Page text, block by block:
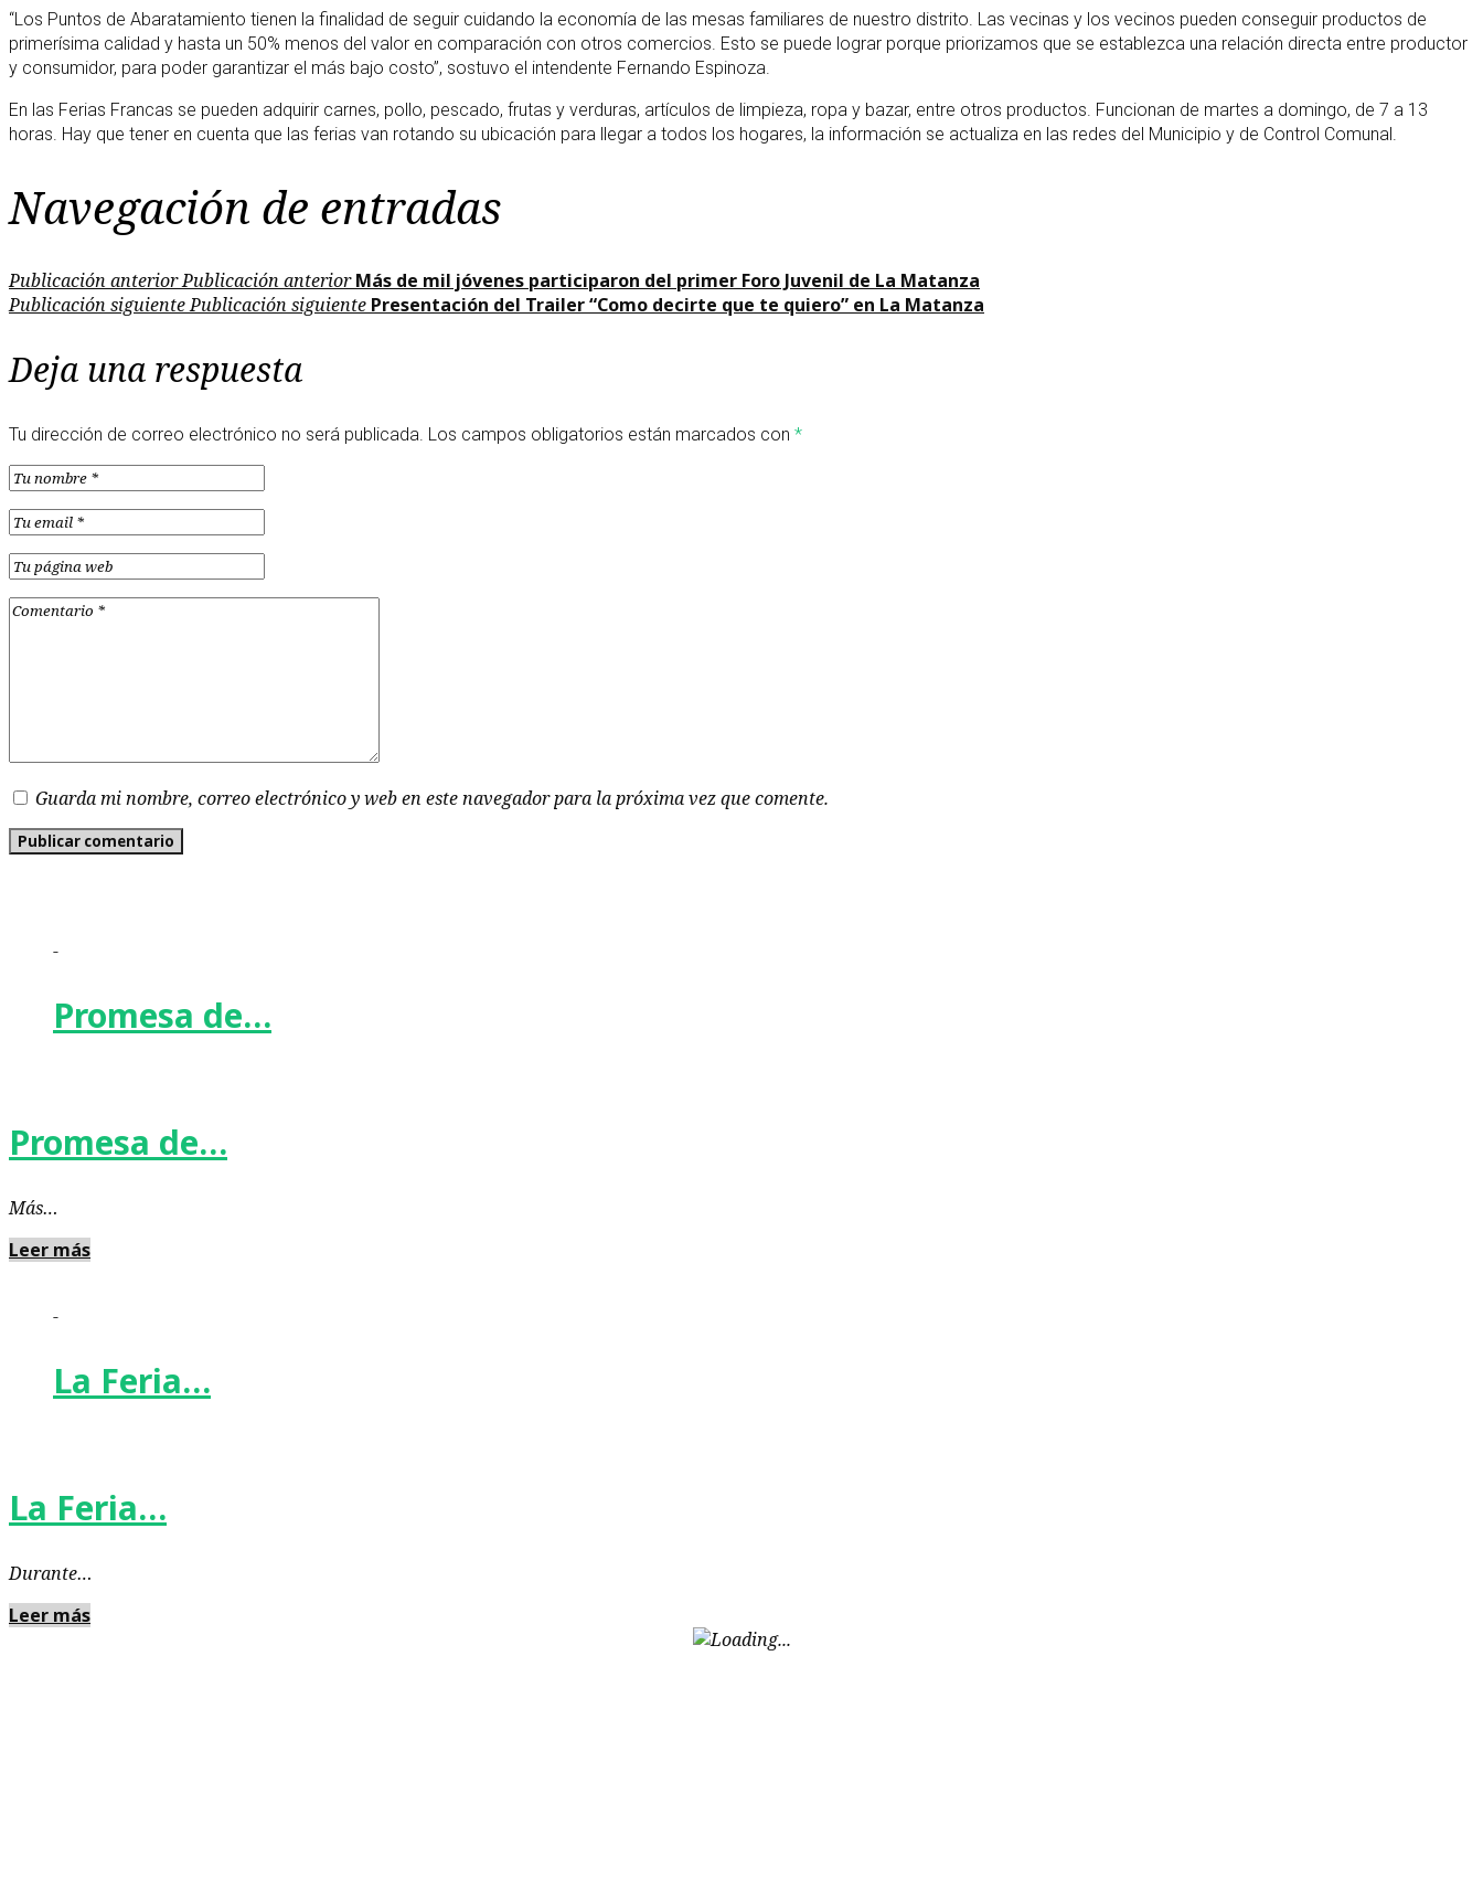
“Los Puntos de Abaratamiento tienen la finalidad de seguir cuidando la economía de las mesas familiares de nuestro distrito. Las vecinas y los vecinos pueden conseguir productos de
primerísima calidad y hasta un 50% menos del valor en comparación con otros comercios. Esto se puede lograr porque priorizamos que se establezca una relación directa entre productor
y consumidor, para poder garantizar el más bajo costo”, sostuvo el intendente Fernando Espinoza.
En las Ferias Francas se pueden adquirir carnes, pollo, pescado, frutas y verduras, artículos de limpieza, ropa y bazar, entre otros productos. Funcionan de martes a domingo, de 7 a 13
horas. Hay que tener en cuenta que las ferias van rotando su ubicación para llegar a todos los hogares, la información se actualiza en las redes del Municipio y de Control Comunal.
Navegación de entradas
Publicación anteriorPublicación anterior Más de mil jóvenes participaron del primer Foro Juvenil de La Matanza
Publicación siguientePublicación siguiente Presentación del Trailer “Como decirte que te quiero” en La Matanza
Deja una respuesta
Tu dirección de correo electrónico no será publicada. Los campos obligatorios están marcados con *
Guarda mi nombre, correo electrónico y web en este navegador para la próxima vez que comente.
-
Promesa de…
Promesa de…
Más…
Leer más
-
La Feria…
La Feria…
Durante…
Leer más